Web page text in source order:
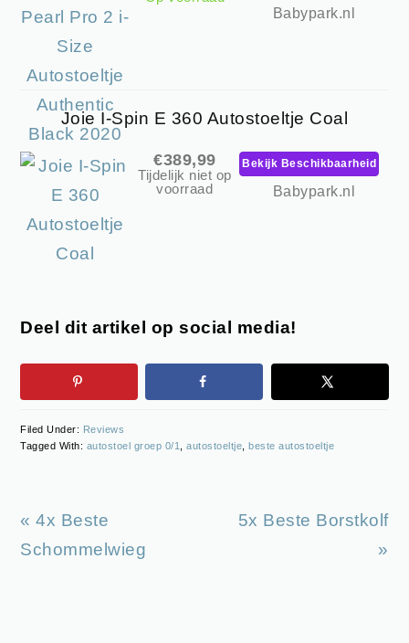
Babypark.nl
Joie I-Spin E 360 Autostoeltje Coal
€389,99
Tijdelijk niet op
voorraad
Bekijk Beschikbaarheid
Babypark.nl
Deel dit artikel op social media!
Filed Under: Reviews
Tagged With: autostoel groep 0/1 ,autostoeltje beste autostoeltje
Previous
Post:
« 4x Beste
Schommelwieg
Next
5x Beste Borstkolf
»